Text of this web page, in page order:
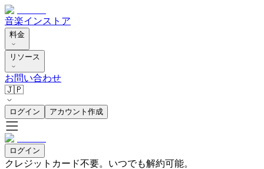
音楽インストア
料金
リソース
お問い合わせ
🇯🇵
ログイン アカウント作成
ログイン
クレジットカード不要。いつでも解約可能。